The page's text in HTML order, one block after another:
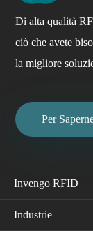
Di alta qualità
ciò che avete
la migliore
Per
Invengo RFID
Industrie